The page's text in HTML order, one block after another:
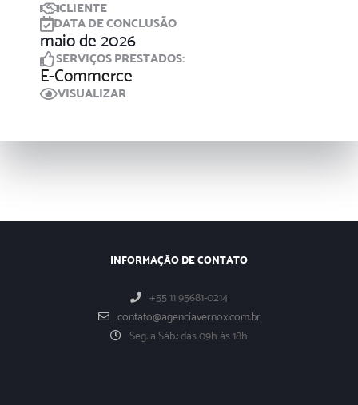
CLIENTE
DATA DE CONCLUSÃO
maio de 2026
SERVIÇOS PRESTADOS:
E-Commerce
VISUALIZAR
INFORMAÇÃO DE CONTATO
+55 11 95681-0214
contato@agenciavernox.com.br
Seg. a Sáb.: das 09h às 18h